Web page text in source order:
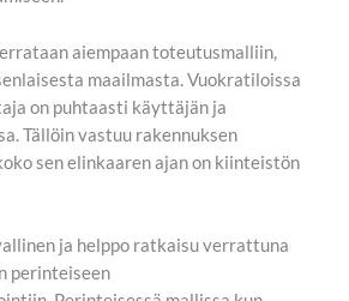
aiempaan toteutusmalliin,
maailmasta. Vuokratiloissa
on puhtaasti käyttäjän ja
Tällöin vastuu rakennuksen
sen elinkaaren ajan on kiinteistön
ja helppo ratkaisu verrattuna
perinteiseen